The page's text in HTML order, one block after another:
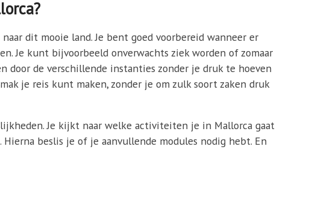
dit mooie land. Je bent goed voorbereid wanneer er
Je kunt bijvoorbeeld onverwachts ziek worden of zomaar
de verschillende instanties zonder je druk te hoeven
je reis kunt maken, zonder je om zulk soort zaken druk
Je kijkt naar welke activiteiten je in Mallorca gaat
Hierna beslis je of je aanvullende modules nodig hebt. En